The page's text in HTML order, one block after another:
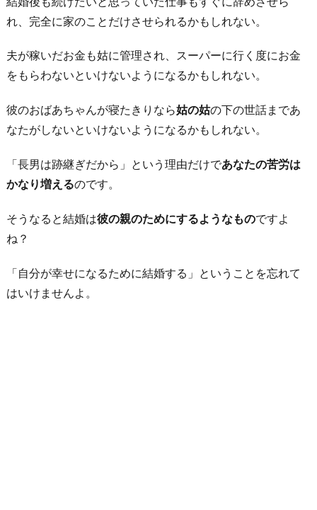
れ、完全に家のことだけさせられるかもしれない。
夫が稼いだお金も姑に管理され、スーパーに行く度にお金
をもらわないといけないようになるかもしれない。
彼のおばあちゃんが寝たきりなら姑の姑の下の世話まであ
なたがしないといけないようになるかもしれない。
「長男は跡継ぎだから」という理由だけであなたの苦労は
かなり増えるのです。
そうなると結婚は彼の親のためにするようなものですよ
ね？
「自分が幸せになるために結婚する」ということを忘れて
はいけませんよ。